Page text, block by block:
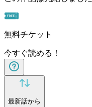
無料チケット
今すぐ読める！
最新話から